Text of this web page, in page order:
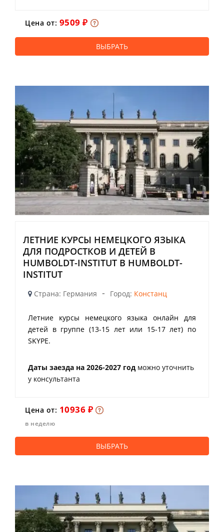
Цена от: 9509 ₽
ВЫБРАТЬ
ЛЕТНИЕ КУРСЫ НЕМЕЦКОГО ЯЗЫКА
ДЛЯ ПОДРОСТКОВ И ДЕТЕЙ В
HUMBOLDT-INSTITUT В HUMBOLDT-
INSTITUT
Страна: Германия - Город: Констанц
Летние курсы немецкого языка онлайн для
детей в группе (13-15 лет или 15-17 лет) по
SKYPE.
Даты заезда на 2026-2027 год можно уточнить
у консультанта
Цена от: 10936 ₽
в неделю
ВЫБРАТЬ